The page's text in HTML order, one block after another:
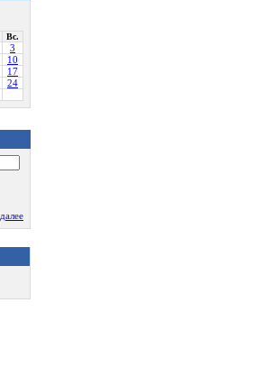
Вс.
3
10
17
24
далее